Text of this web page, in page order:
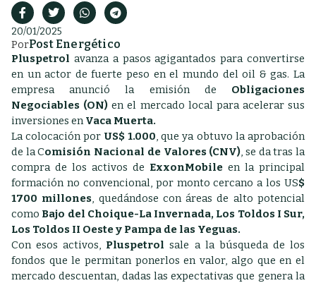
20/01/2025
PorPost Energético
Pluspetrol avanza a pasos agigantados para convertirse
en un actor de fuerte peso en el mundo del oil & gas. La
empresa anunció la emisión de Obligaciones
Negociables (ON) en el mercado local para acelerar sus
inversiones en Vaca Muerta.
La colocación porUS$ 1.000 , que ya obtuvo la aprobación
de la Comisión Nacional de Valores (CNV) , se da tras la
compra de los activos de ExxonMobile en la principal
formación no convencional, por monto cercano a los US$
1700 millones , quedándose con áreas de alto potencial
como Bajo del Choique-La Invernada, Los Toldos I Sur,
Los Toldos II Oeste y Pampa de las Yeguas.
Con esos activos, Pluspetrol sale a la búsqueda de los
fondos que le permitan ponerlos en valor, algo que en el
mercado descuentan, dadas las expectativas que genera la